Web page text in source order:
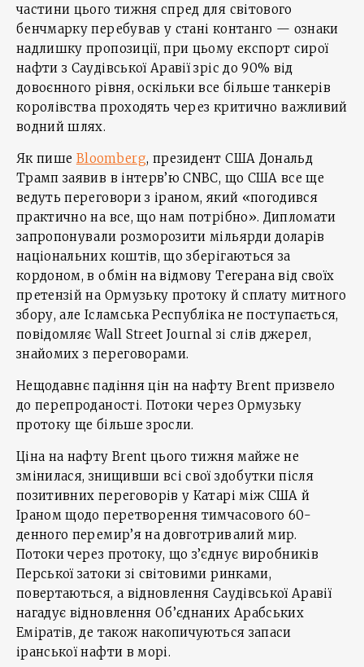
частини цього тижня спред для світового
бенчмарку перебував у стані контанго — ознаки
надлишку пропозиції, при цьому експорт сирої
нафти з Саудівської Аравії зріс до 90% від
довоєнного рівня, оскільки все більше танкерів
королівства проходять через критично важливий
водний шлях.
Як пише Bloomberg, президент США Дональд
Трамп заявив в інтерв’ю CNBC, що США все ще
ведуть переговори з іраном, який «погодився
практично на все, що нам потрібно». Дипломати
запропонували розморозити мільярди доларів
національних коштів, що зберігаються за
кордоном, в обмін на відмову Тегерана від своїх
претензій на Ормузьку протоку й сплату митного
збору, але Ісламська Республіка не поступається,
повідомляє Wall Street Journal зі слів джерел,
знайомих з переговорами.
Нещодавнє падіння цін на нафту Brent призвело
до перепроданості. Потоки через Ормузьку
протоку ще більше зросли.
Ціна на нафту Brent цього тижня майже не
змінилася, знищивши всі свої здобутки після
позитивних переговорів у Катарі між США й
Іраном щодо перетворення тимчасового 60-
денного перемир’я на довготривалий мир.
Потоки через протоку, що з’єднує виробників
Перської затоки зі світовими ринками,
повертаються, а відновлення Саудівської Аравії
нагадує відновлення Об’єднаних Арабських
Еміратів, де також накопичуються запаси
іранської нафти в морі.